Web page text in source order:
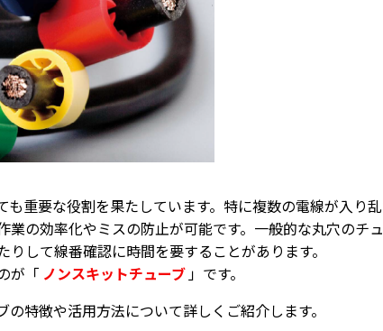
も重要な役割を果たしています。特に複数の電線が入り
業の効率化やミスの防止が可能です。一般的な丸穴のチ
して線番確認に時間を要することがあります。
が「 ノンスキットチューブ」です。
特徴や活用方法について詳しくご紹介します。